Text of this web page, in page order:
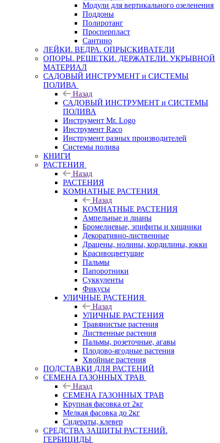
Модули для вертикального озеленения
Поддоны
Полиротанг
Просперпласт
Сантино
ЛЕЙКИ. ВЕДРА. ОПРЫСКИВАТЕЛИ
ОПОРЫ. РЕШЕТКИ. ДЕРЖАТЕЛИ. УКРЫВНОЙ
МАТЕРИАЛ
САДОВЫЙ ИНСТРУМЕНТ и СИСТЕМЫ
ПОЛИВА
Назад
САДОВЫЙ ИНСТРУМЕНТ и СИСТЕМЫ
ПОЛИВА
Инструмент Mr. Logo
Инструмент Raco
Инструмент разных производителей
Системы полива
КНИГИ
РАСТЕНИЯ
Назад
РАСТЕНИЯ
КОМНАТНЫЕ РАСТЕНИЯ
Назад
КОМНАТНЫЕ РАСТЕНИЯ
Ампельные и лианы
Бромелиевые, эпифиты и хищники
Декоративно-лиственные
Драцены, нолины, кордилины, юкки
Красивоцветущие
Пальмы
Папоротники
Суккуленты
Фикусы
УЛИЧНЫЕ РАСТЕНИЯ
Назад
УЛИЧНЫЕ РАСТЕНИЯ
Травянистые растения
Лиственные растения
Пальмы, розеточные, агавы
Плодово-ягодные растения
Хвойные растения
ПОДСТАВКИ ДЛЯ РАСТЕНИЙ
СЕМЕНА ГАЗОННЫХ ТРАВ
Назад
СЕМЕНА ГАЗОННЫХ ТРАВ
Крупная фасовка от 2кг
Мелкая фасовка до 2кг
Сидераты, клевер
СРЕДСТВА ЗАЩИТЫ РАСТЕНИЙ.
ГЕРБИЦИДЫ